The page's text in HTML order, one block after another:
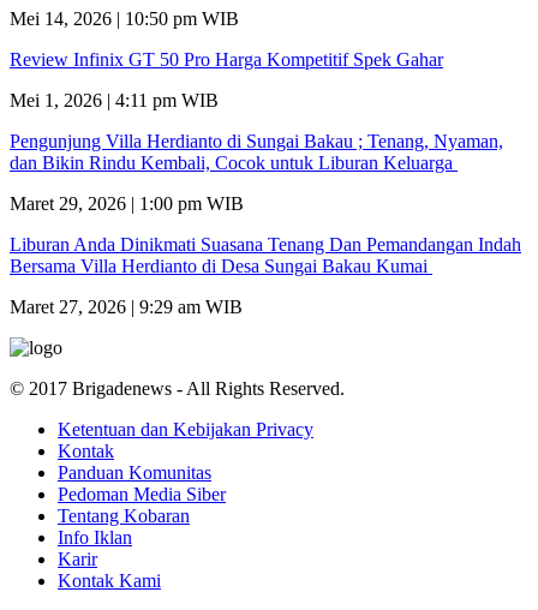
Mei 14, 2026 | 10:50 pm WIB
Review Infinix GT 50 Pro Harga Kompetitif Spek Gahar
Mei 1, 2026 | 4:11 pm WIB
Pengunjung Villa Herdianto di Sungai Bakau ; Tenang, Nyaman,
dan Bikin Rindu Kembali, Cocok untuk Liburan Keluarga
Maret 29, 2026 | 1:00 pm WIB
Liburan Anda Dinikmati Suasana Tenang Dan Pemandangan Indah
Bersama Villa Herdianto di Desa Sungai Bakau Kumai
Maret 27, 2026 | 9:29 am WIB
© 2017 Brigadenews - All Rights Reserved.
Ketentuan dan Kebijakan Privacy
Kontak
Panduan Komunitas
Pedoman Media Siber
Tentang Kobaran
Info Iklan
Karir
Kontak Kami